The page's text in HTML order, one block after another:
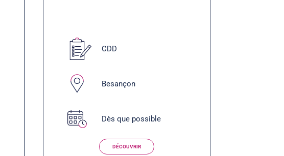
CDD
Besançon
Dès que possible
DÉCOUVRIR